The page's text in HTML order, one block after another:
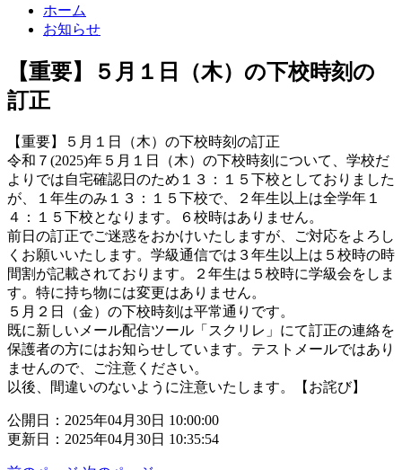
ホーム
お知らせ
【重要】５月１日（木）の下校時刻の
訂正
【重要】５月１日（木）の下校時刻の訂正
令和７(2025)年５月１日（木）の下校時刻について、学校だ
よりでは自宅確認日のため１３：１５下校としておりました
が、１年生のみ１３：１５下校で、２年生以上は全学年１
４：１５下校となります。６校時はありません。
前日の訂正でご迷惑をおかけいたしますが、ご対応をよろし
くお願いいたします。学級通信では３年生以上は５校時の時
間割が記載されております。２年生は５校時に学級会をしま
す。特に持ち物には変更はありません。
５月２日（金）の下校時刻は平常通りです。
既に新しいメール配信ツール「スクリレ」にて訂正の連絡を
保護者の方にはお知らせしています。テストメールではあり
ませんので、ご注意ください。
以後、間違いのないように注意いたします。【お詫び】
公開日：2025年04月30日 10:00:00
更新日：2025年04月30日 10:35:54